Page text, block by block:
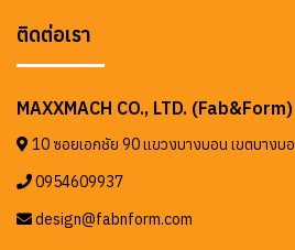
ติดต่อเรา
MAXXMACH CO., LTD. (Fab&Form)
10 ซอยเอกชัย 90 แขวงบางบอน เขตบางบ
0954609937
design@fabnform.com